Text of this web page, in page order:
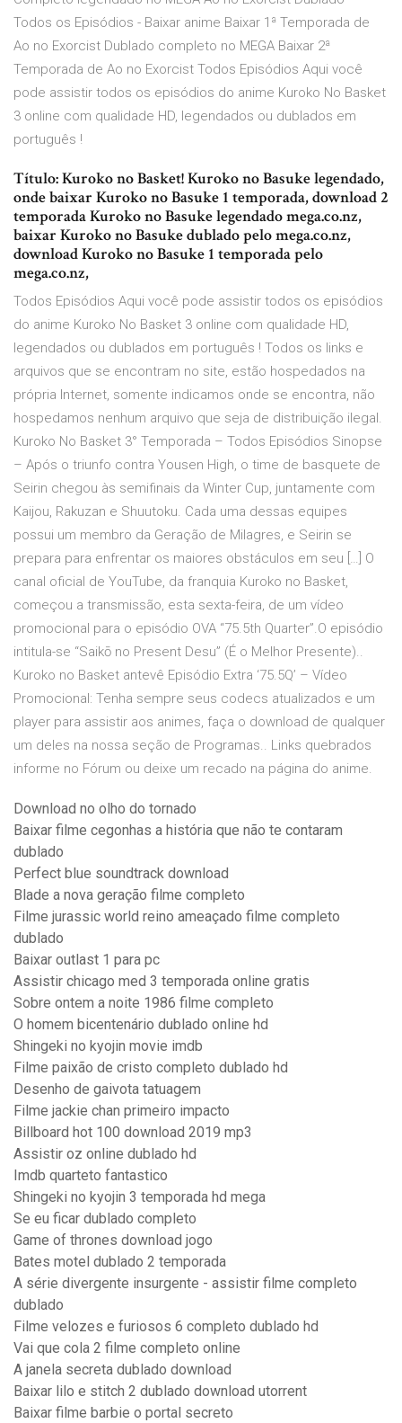
Todos os Episódios - Baixar anime Baixar 1ª Temporada de
Ao no Exorcist Dublado completo no MEGA Baixar 2ª
Temporada de Ao no Exorcist Todos Episódios Aqui você
pode assistir todos os episódios do anime Kuroko No Basket
3 online com qualidade HD, legendados ou dublados em
português !
Título: Kuroko no Basket! Kuroko no Basuke legendado,
onde baixar Kuroko no Basuke 1 temporada, download 2
temporada Kuroko no Basuke legendado mega.co.nz,
baixar Kuroko no Basuke dublado pelo mega.co.nz,
download Kuroko no Basuke 1 temporada pelo
mega.co.nz,
Todos Episódios Aqui você pode assistir todos os episódios
do anime Kuroko No Basket 3 online com qualidade HD,
legendados ou dublados em português ! Todos os links e
arquivos que se encontram no site, estão hospedados na
própria Internet, somente indicamos onde se encontra, não
hospedamos nenhum arquivo que seja de distribuição ilegal.
Kuroko No Basket 3° Temporada – Todos Episódios Sinopse
– Após o triunfo contra Yousen High, o time de basquete de
Seirin chegou às semifinais da Winter Cup, juntamente com
Kaijou, Rakuzan e Shuutoku. Cada uma dessas equipes
possui um membro da Geração de Milagres, e Seirin se
prepara para enfrentar os maiores obstáculos em seu […] O
canal oficial de YouTube, da franquia Kuroko no Basket,
começou a transmissão, esta sexta-feira, de um vídeo
promocional para o episódio OVA “75.5th Quarter”.O episódio
intitula-se “Saikō no Present Desu” (É o Melhor Presente)..
Kuroko no Basket antevê Episódio Extra ‘75.5Q’ – Vídeo
Promocional: Tenha sempre seus codecs atualizados e um
player para assistir aos animes, faça o download de qualquer
um deles na nossa seção de Programas.. Links quebrados
informe no Fórum ou deixe um recado na página do anime.
Download no olho do tornado
Baixar filme cegonhas a história que não te contaram
dublado
Perfect blue soundtrack download
Blade a nova geração filme completo
Filme jurassic world reino ameaçado filme completo
dublado
Baixar outlast 1 para pc
Assistir chicago med 3 temporada online gratis
Sobre ontem a noite 1986 filme completo
O homem bicentenário dublado online hd
Shingeki no kyojin movie imdb
Filme paixão de cristo completo dublado hd
Desenho de gaivota tatuagem
Filme jackie chan primeiro impacto
Billboard hot 100 download 2019 mp3
Assistir oz online dublado hd
Imdb quarteto fantastico
Shingeki no kyojin 3 temporada hd mega
Se eu ficar dublado completo
Game of thrones download jogo
Bates motel dublado 2 temporada
A série divergente insurgente - assistir filme completo
dublado
Filme velozes e furiosos 6 completo dublado hd
Vai que cola 2 filme completo online
A janela secreta dublado download
Baixar lilo e stitch 2 dublado download utorrent
Baixar filme barbie o portal secreto